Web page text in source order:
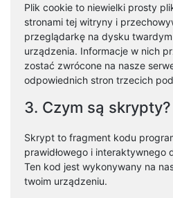
Plik cookie to niewielki prosty
stronami tej witryny i
przeglądarkę na dysku
urządzenia. Informacje w nich
zostać zwrócone na nasze
odpowiednich stron trzecich
3. Czym są skrypty?
Skrypt to fragment kodu
prawidłowego i interaktywnego
Ten kod jest wykonywany na
twoim urządzeniu.